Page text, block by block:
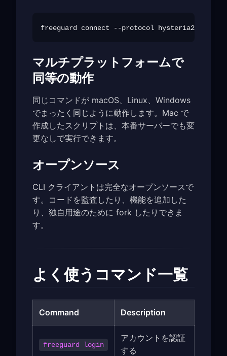
マルチプラットフォームで
同等の動作
同じコマンドが macOS、Linux、Windows
でまったく同じように動作します。Mac で
作成したスクリプトは、本番サーバーでも変
更なしで実行できます。
オープンソース
CLI クライアントは完全なオープンソースで
す。コードを監査したり、機能を追加した
り、独自用途のために fork したりできま
す。
よく使うコマンド一覧
Command Description
freeguard login
アカウントを認証
する